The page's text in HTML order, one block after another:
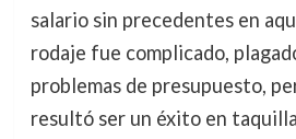
salario sin precedentes en
rodaje fue complicado,
problemas de presupuesto,
resultó ser un éxito en